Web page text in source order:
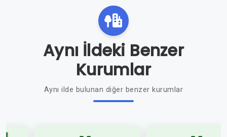
Aynı İldeki Benzer
Kurumlar
Aynı ilde bulunan diğer benzer kurumlar